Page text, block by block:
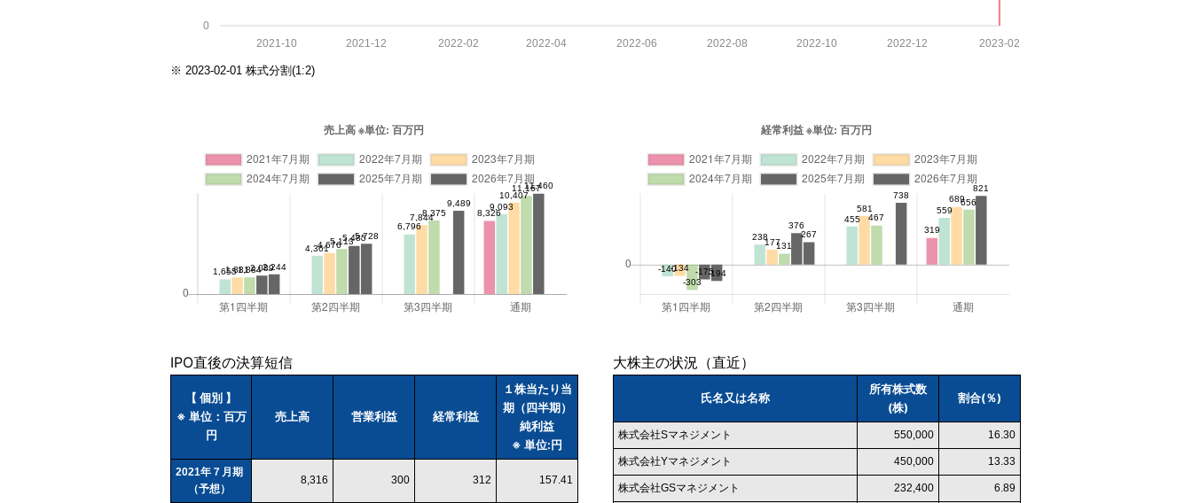
0
2023-02
2022-12
2022-10
2022-08
2022-06
2022-04
2022-02
2021-12
2021-10
※ 2023-02-01 株式分割(1:2)
IPO直後の決算短信
【 個別 】
※ 単位：百万
円
売上高 営業利益 経常利益
１株当たり当
期（四半期）
純利益
※ 単位:円
2021年７月期
（予想）
8,316 300 312 157.41
大株主の状況（直近）
氏名又は名称
所有株式数
(株)
割合(％)
株式会社Sマネジメント 550,000 16.30
株式会社Yマネジメント 450,000 13.33
株式会社GSマネジメント 232,400 6.89